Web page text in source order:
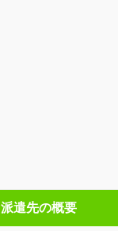
派遣先の概要